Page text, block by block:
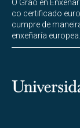
O Grao en
co certificado
cumpre de
enxeñaría europea.